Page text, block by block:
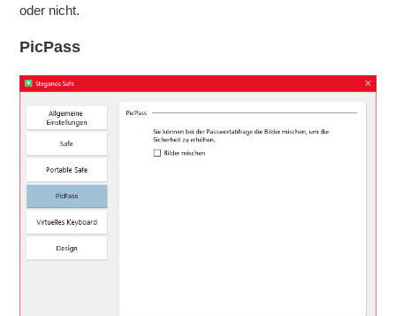
oder nicht.
PicPass